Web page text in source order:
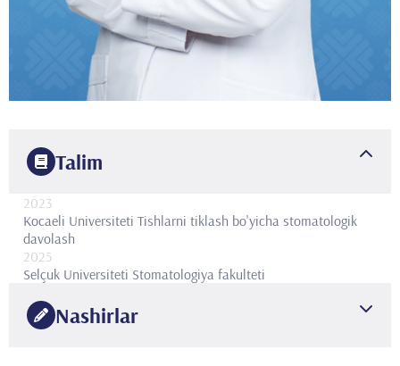
Talim
2023
Kocaeli Universiteti Tishlarni tiklash bo'yicha stomatologik
davolash
2025
Selçuk Universiteti Stomatologiya fakulteti
Nashirlar